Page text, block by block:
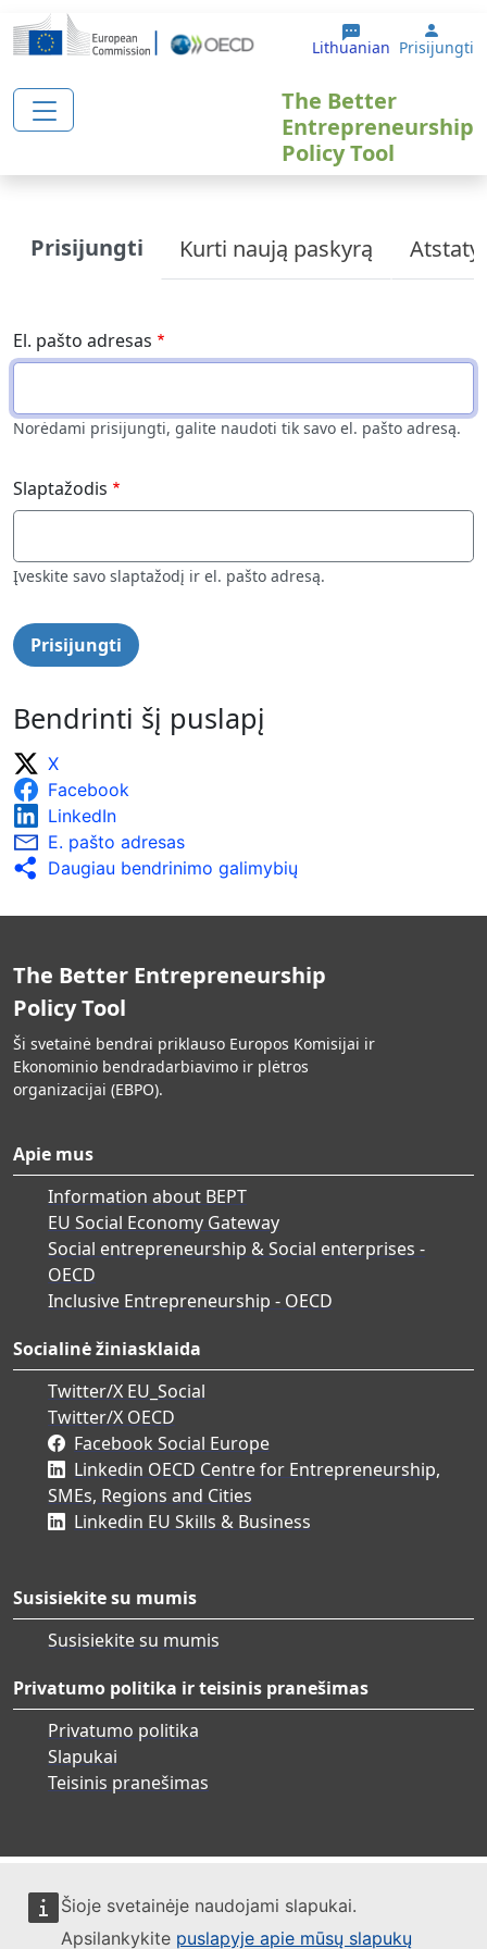
Pereiti į pagrindinį turinį
Šioje svetainėje naudojami slapukai.
Apsilankykite puslapyje apie mūsų slapukų
Lithuanian User
Prisijungti
The Better
Entrepreneurship
Policy Tool
Primary tabs
Prisijungti Kurti naują paskyrą
El. pašto adresas
Norėdami prisijungti, galite naudoti tik savo el. pašto adresą.
Slaptažodis
Įveskite savo slaptažodį ir el. pašto adresą.
Bendrinti šį puslapį
X
Facebook
LinkedIn
E. pašto adresas
Daugiau bendrinimo galimybių
The Better Entrepreneurship
Policy Tool
Ši svetainė bendrai priklauso Europos Komisijai ir
Ekonominio bendradarbiavimo ir plėtros
organizacijai (EBPO).
Apie mus
Information about BEPT
EU Social Economy Gateway
Social entrepreneurship & Social enterprises -
OECD
Inclusive Entrepreneurship - OECD
Socialinė žiniasklaida
Twitter/X EU_Social
Twitter/X OECD
Facebook Social Europe
Linkedin OECD Centre for Entrepreneurship,
SMEs, Regions and Cities
Linkedin EU Skills & Business
Susisiekite su mumis
Susisiekite su mumis
Privatumo politika ir teisinis pranešimas
Privatumo politika
Slapukai
Teisinis pranešimas